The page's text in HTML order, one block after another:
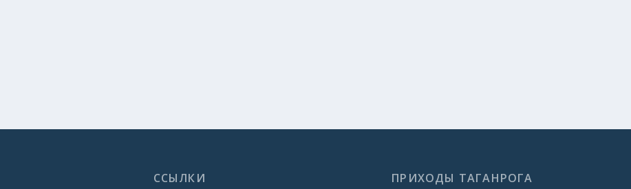
ССЫЛКИ ПРИХОДЫ ТАГАНРОГА